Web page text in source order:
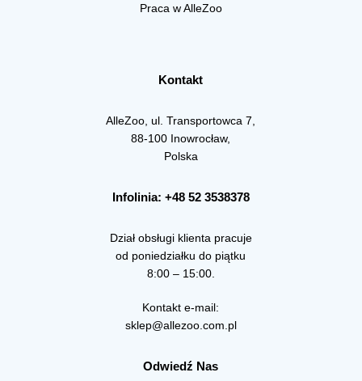
Praca w AlleZoo
Kontakt
AlleZoo, ul. Transportowca 7,
88-100 Inowrocław,
Polska
Infolinia: +48 52 3538378
Dział obsługi klienta pracuje
od poniedziałku do piątku
8:00 – 15:00.
Kontakt e-mail:
sklep@allezoo.com.pl
Odwiedź Nas